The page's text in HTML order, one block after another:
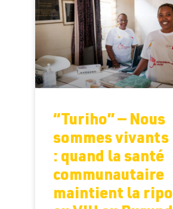
“Turiho” — Nous
sommes vivants
: quand la santé
communautaire
maintient la